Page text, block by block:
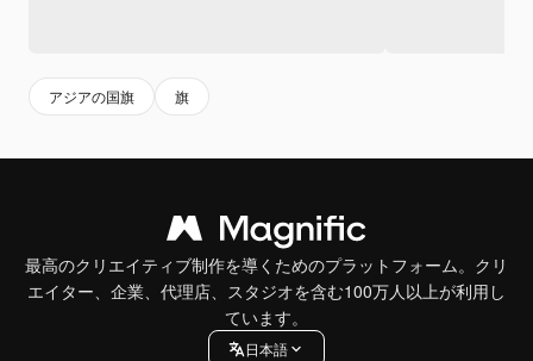
アジアの国旗 旗
最高のクリエイティブ制作を導くためのプラットフォーム。クリ
エイター、企業、代理店、スタジオを含む100万人以上が利用し
ています。
日本語